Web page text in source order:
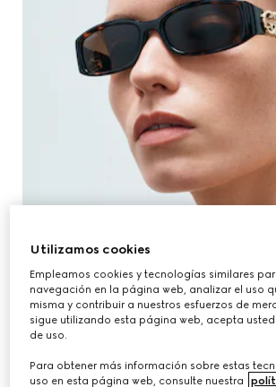
Utilizamos cookies
Empleamos cookies y tecnologías similares
navegación en la página web, analizar el uso
misma y contribuir a nuestros esfuerzos de
sigue utilizando esta página web, acepta
de uso.
Para obtener más información sobre estas
uso en esta página web, consulte nuestra